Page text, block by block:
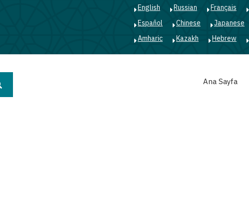
English Russian Français
Español
Chinese Japanese
Amharic
Kazakh Hebrew
Ana Sayfa